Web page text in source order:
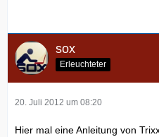
sox
Erleuchteter
20. Juli 2012 um 08:20
Hier mal eine Anleitung von